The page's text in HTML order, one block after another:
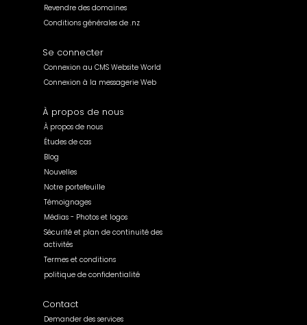
Revendre des domaines
Conditions générales de .nz
Se connecter
Connexion au CMS Website World
Connexion à la messagerie Web
À propos de nous
À propos de nous
Études de cas
Blog
Nouvelles
Notre portefeuille
Témoignages
Médias - Photos et logos
Sécurité et plan de continuité des
activités
Termes et conditions
politique de confidentialité
Contact
Demander des services